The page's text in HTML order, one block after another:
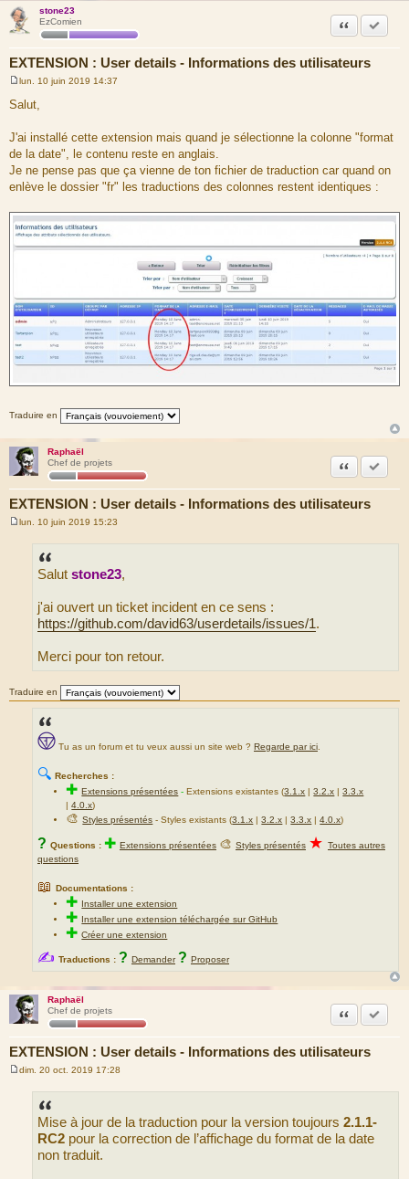
stone23
EzComien
EXTENSION : User details - Informations des utilisateurs
Citation
e
s
a
g
e
lun. 10 juin 2019 14:37
Salut,
J'ai installé cette extension mais quand je sélectionne la colonne "format
de la date", le contenu reste en anglais.
Je ne pense pas que ça vienne de ton fichier de traduction car quand on
enlève le dossier "fr" les traductions des colonnes restent identiques :
Traduire en
Raphaël
Chef de projets
EXTENSION : User details - Informations des utilisateurs
Citation
lun. 10 juin 2019 15:23
Salut stone23,
j'ai ouvert un ticket incident en ce sens :
https://github.com/david63/userdetails/issues/1.
Merci pour ton retour.
Traduire en
Tu as un forum et tu veux aussi un site web ? Regarde par ici.
🔍 Recherches :
✚Extensions présentées - Extensions existantes (3.1.x |3.2.x |3.3.x
|4.0.x)
🎨Styles présentés - Styles existants (3.1.x |3.2.x |3.3.x |4.0.x)
? Questions : ✚ Extensions présentées 🎨 Styles présentés ★ Toutes autres
questions
📖 Documentations :
✚ Installer une extension
✚ Installer une extension téléchargée sur GitHub
✚Créer une extension
✍ Traductions : ? Demander ? Proposer
Raphaël
Chef de projets
EXTENSION : User details - Informations des utilisateurs
Citation
dim. 20 oct. 2019 17:28
Mise à jour de la traduction pour la version toujours 2.1.1-
RC2 pour la correction de l’affichage du format de la date
non traduit.